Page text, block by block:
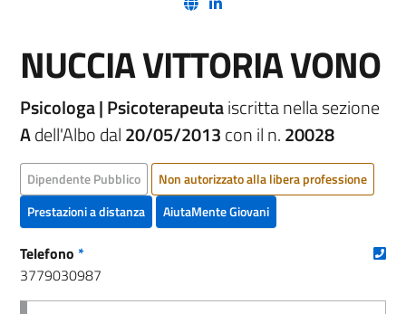
NUCCIA VITTORIA VONO
Psicologa | Psicoterapeutaiscritta nella sezione
Adell'Albo dal20/05/2013con il n.20028
Dipendente Pubblico
Non autorizzato alla libera professione
Prestazioni a distanza
AiutaMente Giovani
Telefono *
3779030987